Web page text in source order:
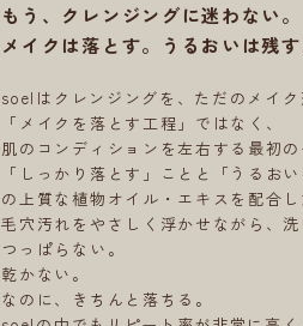
もう、クレンジングに迷わない。
メイクは落とす。うるおいは残す
soelはクレンジングを、ただのメイク
「メイクを落とす工程」ではなく、
肌のコンディションを左右する最初の
「しっかり落とす」ことと「うるお
の上質な植物オイル・エキスを配合
毛穴汚れをやさしく浮かせながら、
つっぱらない。
乾かない。
なのに、きちんと落ちる。